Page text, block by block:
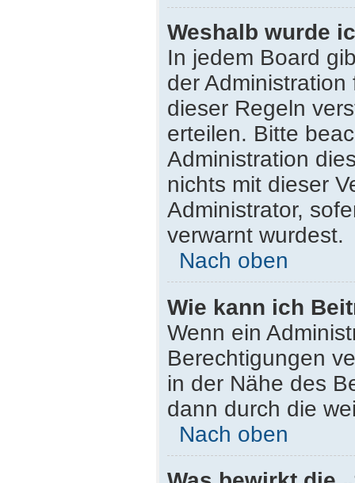
Weshalb wurde
In jedem Board
der
dieser Regeln
erteilen. Bitte
Administration
nichts mit dieser
Administrator,
verwarnt wurdest.
Nach oben
Wie kann ich
Wenn ein
Berechtigungen
in der Nähe des
dann durch die
Nach oben